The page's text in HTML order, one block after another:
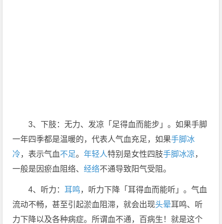
3、下肢：无力、发凉「足得血而能步」。如果手脚
一年四季都是温暖的，代表人气血充足，如果手脚冰
冷，表示气血不足。年轻人特别是女性四肢手脚冰凉，
一般是因瘀血阻络、经络不通导致阳气受阻。
4、听力： 耳鸣，听力下降「耳得血而能听」。气血
流动不畅，甚至引起淤血阻滞，就会出现头晕耳鸣、听
力下降以及各种病症。所谓血不通，百病生！就是这个